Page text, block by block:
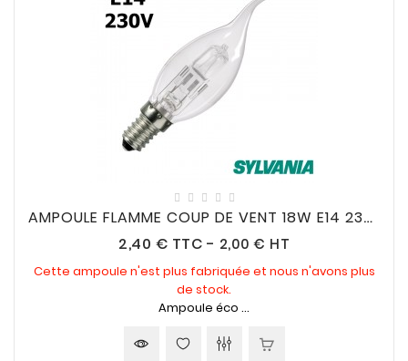
AMPOULE FLAMME COUP DE VENT 18W E14 230V
2,40 € Prix
TTC - 2,00 € HT
Cette ampoule n'est plus fabriquée et nous n'avons plus
de stock.
Ampoule éco ...